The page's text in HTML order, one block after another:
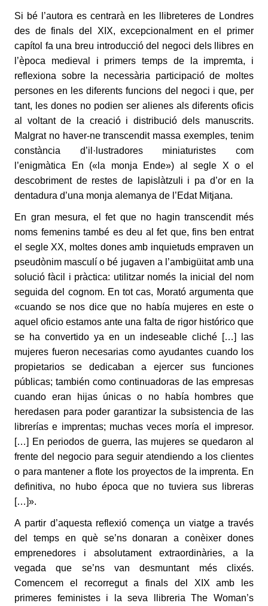
Si bé l’autora es centrarà en les llibreteres de Londres
des de finals del XIX, excepcionalment en el primer
capítol fa una breu introducció del negoci dels llibres en
l’època medieval i primers temps de la impremta, i
reflexiona sobre la necessària participació de moltes
persones en les diferents funcions del negoci i que, per
tant, les dones no podien ser alienes als diferents oficis
al voltant de la creació i distribució dels manuscrits.
Malgrat no haver-ne transcendit massa exemples, tenim
constància d’il·lustradores miniaturistes com
l’enigmàtica En («la monja Ende») al segle X o el
descobriment de restes de lapislàtzuli i pa d’or en la
dentadura d’una monja alemanya de l’Edat Mitjana.
En gran mesura, el fet que no hagin transcendit més
noms femenins també es deu al fet que, fins ben entrat
el segle XX, moltes dones amb inquietuds empraven un
pseudònim masculí o bé jugaven a l’ambigüitat amb una
solució fàcil i pràctica: utilitzar només la inicial del nom
seguida del cognom. En tot cas, Morató argumenta que
«cuando se nos dice que no había mujeres en este o
aquel oficio estamos ante una falta de rigor histórico que
se ha convertido ya en un indeseable cliché […] las
mujeres fueron necesarias como ayudantes cuando los
propietarios se dedicaban a ejercer sus funciones
públicas; también como continuadoras de las empresas
cuando eran hijas únicas o no había hombres que
heredasen para poder garantizar la subsistencia de las
librerías e imprentas; muchas veces moría el impresor.
[…] En periodos de guerra, las mujeres se quedaron al
frente del negocio para seguir atendiendo a los clientes
o para mantener a flote los proyectos de la imprenta. En
definitiva, no hubo época que no tuviera sus libreras
[…]».
A partir d’aquesta reflexió comença un viatge a través
del temps en què se’ns donaran a conèixer dones
emprenedores i absolutament extraordinàries, a la
vegada que se’ns van desmuntant més clixés.
Comencem el recorregut a finals del XIX amb les
primeres feministes i la seva llibreria The Woman’s